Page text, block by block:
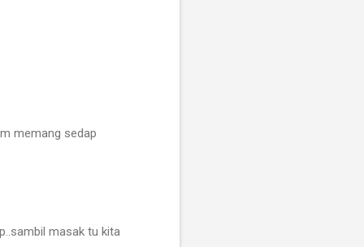
memang sedap
masak tu kita